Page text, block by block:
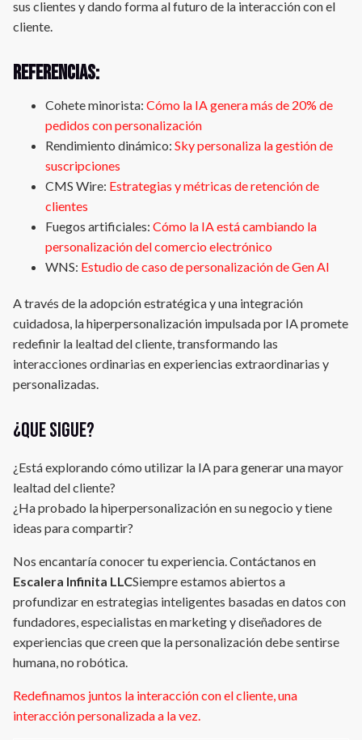
sus clientes y dando forma al futuro de la interacción con el
cliente.
Referencias:
Cohete minorista: Cómo la IA genera más de 20% de
pedidos con personalización
Rendimiento dinámico: Sky personaliza la gestión de
suscripciones
CMS Wire: Estrategias y métricas de retención de
clientes
Fuegos artificiales: Cómo la IA está cambiando la
personalización del comercio electrónico
WNS: Estudio de caso de personalización de Gen AI
A través de la adopción estratégica y una integración
cuidadosa, la hiperpersonalización impulsada por IA promete
redefinir la lealtad del cliente, transformando las
interacciones ordinarias en experiencias extraordinarias y
personalizadas.
¿Que sigue?
¿Está explorando cómo utilizar la IA para generar una mayor
lealtad del cliente?
¿Ha probado la hiperpersonalización en su negocio y tiene
ideas para compartir?
Nos encantaría conocer tu experiencia. Contáctanos en
Escalera Infinita LLCSiempre estamos abiertos a
profundizar en estrategias inteligentes basadas en datos con
fundadores, especialistas en marketing y diseñadores de
experiencias que creen que la personalización debe sentirse
humana, no robótica.
Redefinamos juntos la interacción con el cliente, una
interacción personalizada a la vez.